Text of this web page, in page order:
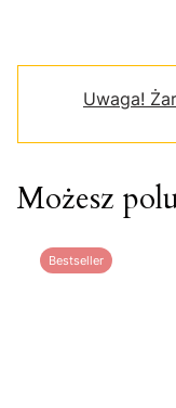
Uwaga!
Możesz
Bestseller